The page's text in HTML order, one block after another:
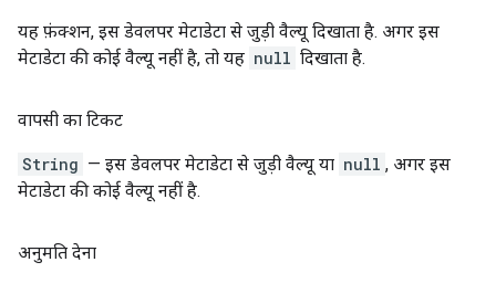
यह फ़ंक्शन, इस डेवलपर मेटाडेटा से जुड़ी वैल्यू दिखाता है. अगर इस
मेटाडेटा की कोई वैल्यू नहीं है, तो यह null दिखाता है.
वापसी का टिकट
String — इस डेवलपर मेटाडेटा से जुड़ी वैल्यू या null , अगर इस
मेटाडेटा की कोई वैल्यू नहीं है.
अनुमति देना